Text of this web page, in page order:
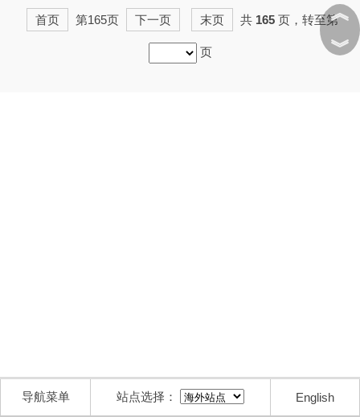
首页 第165页 下一页 末页 共 165页，转至第
页
︽
︾
导航菜单 站点选择： English